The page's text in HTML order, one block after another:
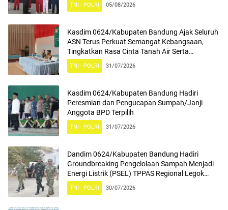
TNI - POLRI 05/08/2026
Kasdim 0624/Kabupaten Bandung Ajak Seluruh
ASN Terus Perkuat Semangat Kebangsaan,
Tingkatkan Rasa Cinta Tanah Air Serta
Mengamalkan Nilai Nilai Pancasila
TNI - POLRI 31/07/2026
Kasdim 0624/Kabupaten Bandung Hadiri
Peresmian dan Pengucapan Sumpah/Janji
Anggota BPD Terpilih
TNI - POLRI 31/07/2026
Dandim 0624/Kabupaten Bandung Hadiri
Groundbreaking Pengelolaan Sampah Menjadi
Energi Listrik (PSEL) TPPAS Regional Legok
Nangka
TNI - POLRI 30/07/2026